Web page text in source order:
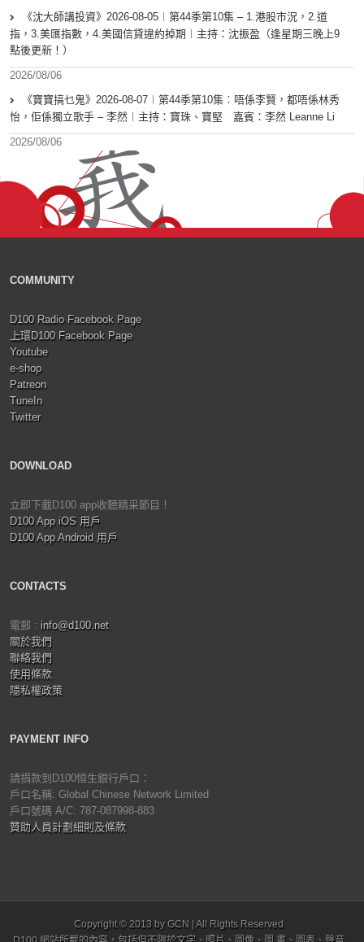
《沈大師講投資》2026-08-05︱第44季第10集 – 1.港股市況，2.道
指，3.美匯指數，4.美國信貸違約掉期︱主持：沈振盈（逢星期三晚上9
點後更新！）
2026/08/06
《寶寶搞乜鬼》2026-08-07︱第44季第10集︰唔係李賢，都唔係林秀
怡，佢係獨立歌手 – 李然︱主持：寶珠、寶堅 嘉賓：李然 Leanne Li
2026/08/06
COMMUNITY
D100 Radio Facebook Page
上環D100 Facebook Page
Youtube
e-shop
Patreon
TuneIn
Twitter
DOWNLOAD
立即下載D100 app收聽精采節目！
D100 App iOS 用戶
D100 App Android 用戶
CONTACTS
電郵 : info@d100.net
關於我們
聯絡我們
使用條款
隱私權政策
PAYMENT INFO
請捐款到D100恒生銀行戶口：
戶口名稱: Global Chinese Network Limited
戶口號碼 A/C: 787-087998-883
贊助人員計劃細則及條款
Copyright © 2013 by GCN | All Rights Reserved